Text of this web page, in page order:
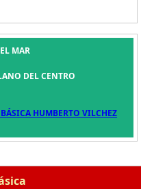
MAR
DEL CENTRO
HUMBERTO VILCHEZ